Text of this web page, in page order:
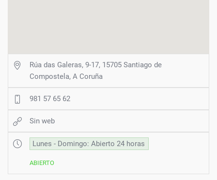
Rúa das Galeras, 9-17, 15705 Santiago de
Compostela, A Coruña
981 57 65 62
Sin web
Lunes - Domingo: Abierto 24 horas
ABIERTO